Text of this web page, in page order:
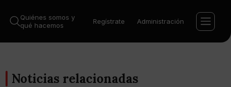
Quiénes somos y
qué hacemos
Regístrate Administración
Noticias relacionadas